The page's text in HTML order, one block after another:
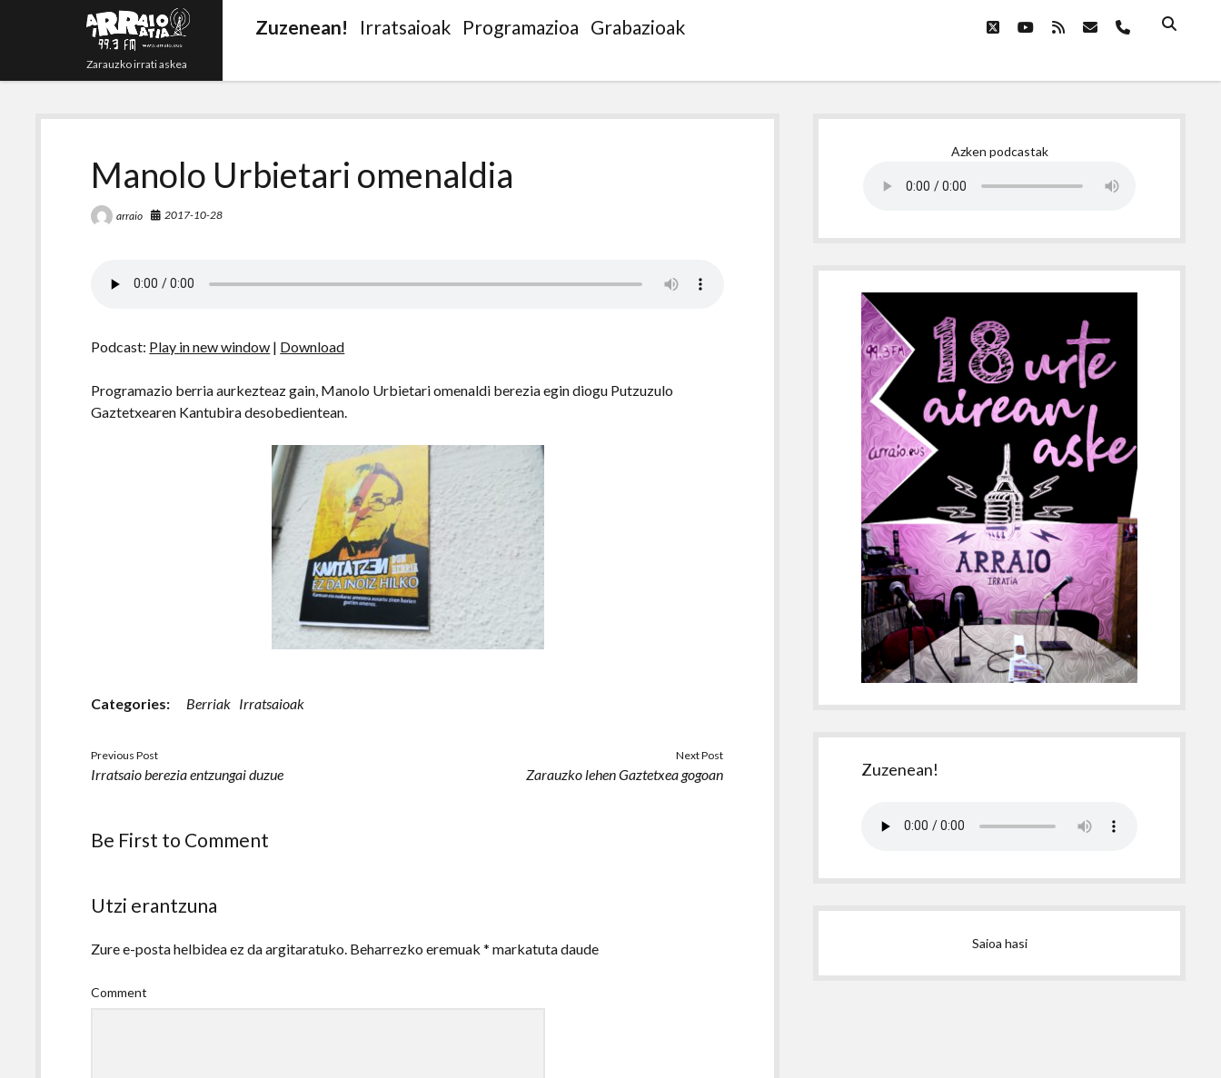
Zarauzko irrati askea
Zuzenean! Irratsaioak Programazioa Grabazioak twitteryoutube
rss emailphone
Manolo Urbietari omenaldia
arraio 2017-10-28
Podcast: Play in new window | Download
Programazio berria aurkezteaz gain, Manolo Urbietari omenaldi berezia egin diogu Putzuzulo
Gaztetxearen Kantubira desobedientean.
Categories: Berriak Irratsaioak
Previous Post
Irratsaio berezia entzungai duzue
Next Post
Zarauzko lehen Gaztetxea gogoan
Be First to Comment
Utzi erantzuna
Zure e-posta helbidea ez da argitaratuko. Beharrezko eremuak* markatuta daude
Comment
Azken podcastak
Zuzenean!
Saioa hasi